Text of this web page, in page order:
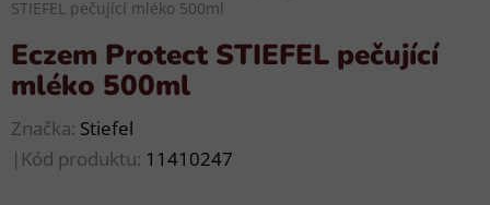
STIEFEL pečující mléko 500ml
Eczem Protect STIEFEL pečující
mléko 500ml
Značka: Stiefel
| Kód produktu: 11410247